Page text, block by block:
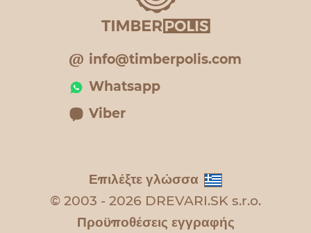
info@timberpolis.com
Whatsapp
Viber
Επιλέξτε γλώσσα
© 2003 - 2026 DREVARI.SK s.r.o.
Προϋποθέσεις εγγραφής